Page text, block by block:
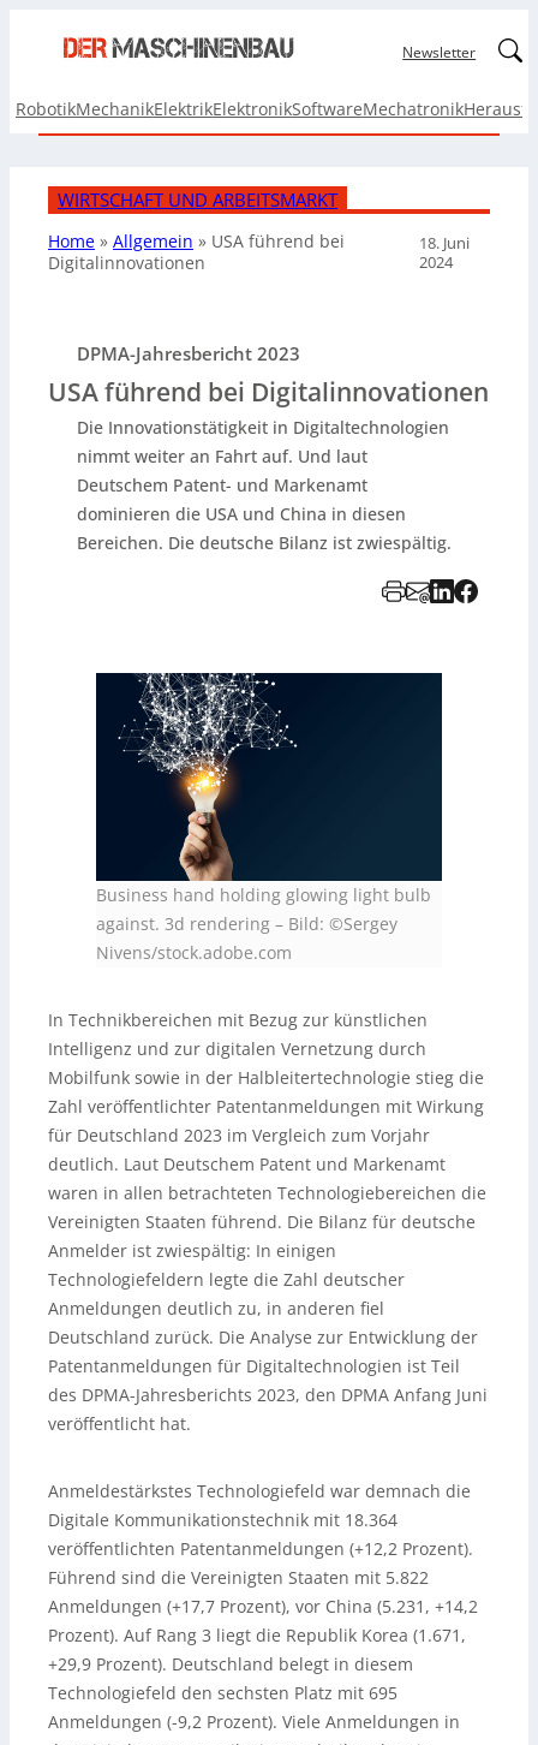
Newsletter
RobotikMechanikElektrikElektronikSoftwareMechatronik
WIRTSCHAFT UND ARBEITSMARKT
Home » Allgemein » USA führend bei
Digitalinnovationen
18. Juni
2024
DPMA-Jahresbericht 2023
USA führend bei Digitalinnovationen
Die Innovationstätigkeit in Digitaltechnologien
nimmt weiter an Fahrt auf. Und laut
Deutschem Patent- und Markenamt
dominieren die USA und China in diesen
Bereichen. Die deutsche Bilanz ist zwiespältig.
Business hand holding glowing light bulb
against. 3d rendering – Bild: ©Sergey
Nivens/stock.adobe.com
In Technikbereichen mit Bezug zur künstlichen
Intelligenz und zur digitalen Vernetzung durch
Mobilfunk sowie in der Halbleitertechnologie stieg die
Zahl veröffentlichter Patentanmeldungen mit Wirkung
für Deutschland 2023 im Vergleich zum Vorjahr
deutlich. Laut Deutschem Patent und Markenamt
waren in allen betrachteten Technologiebereichen die
Vereinigten Staaten führend. Die Bilanz für deutsche
Anmelder ist zwiespältig: In einigen
Technologiefeldern legte die Zahl deutscher
Anmeldungen deutlich zu, in anderen fiel
Deutschland zurück. Die Analyse zur Entwicklung der
Patentanmeldungen für Digitaltechnologien ist Teil
des DPMA-Jahresberichts 2023, den DPMA Anfang Juni
veröffentlicht hat.
Anmeldestärkstes Technologiefeld war demnach die
Digitale Kommunikationstechnik mit 18.364
veröffentlichten Patentanmeldungen (+12,2 Prozent).
Führend sind die Vereinigten Staaten mit 5.822
Anmeldungen (+17,7 Prozent), vor China (5.231, +14,2
Prozent). Auf Rang 3 liegt die Republik Korea (1.671,
+29,9 Prozent). Deutschland belegt in diesem
Technologiefeld den sechsten Platz mit 695
Anmeldungen (-9,2 Prozent). Viele Anmeldungen in